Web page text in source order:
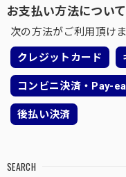
お支払い方法について
次の方法がご利用頂けま
クレジットカード
コンビニ決済・Pay-
後払い決済
SEARCH